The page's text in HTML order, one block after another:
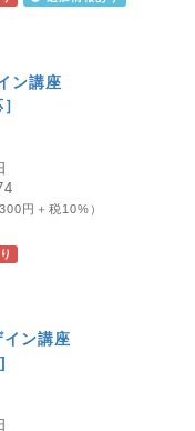
ン講座
円＋税10%）
ン講座